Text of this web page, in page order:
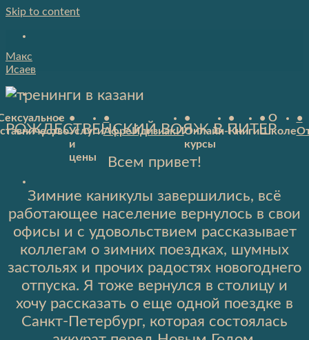
Skip to content
Макс
Исаев
•
Услуги
и
цены
•
АфреЙдизиакИ
•
Онлайн-
курсы
•
Книги
• О
Школе
•
РОЖДЕСТВЕНСКИЙ ВОЯЖ В ПИТЕР
Всем привет!
Зимние каникулы завершились, всё
работающее население вернулось в свои
офисы и с удовольствием рассказывает
коллегам о зимних поездках, шумных
застольях и прочих радостях новогоднего
отпуска. Я тоже вернулся в столицу и
хочу рассказать о еще одной поездке в
Санкт-Петербург, которая состоялась